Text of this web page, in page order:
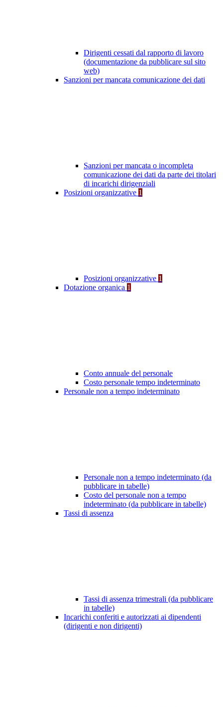
Dirigenti cessati dal rapporto di lavoro
(documentazione da pubblicare sul sito
web)
Sanzioni per mancata comunicazione dei dati
Sanzioni per mancata o incompleta
comunicazione dei dati da parte dei titolari
di incarichi dirigenziali
Posizioni organizzative 1
Posizioni organizzative 1
Dotazione organica 1
Conto annuale del personale
Costo personale tempo indeterminato
Personale non a tempo indeterminato
Personale non a tempo indeterminato (da
pubblicare in tabelle)
Costo del personale non a tempo
indeterminato (da pubblicare in tabelle)
Tassi di assenza
Tassi di assenza trimestrali (da pubblicare
in tabelle)
Incarichi conferiti e autorizzati ai dipendenti
(dirigenti e non dirigenti)